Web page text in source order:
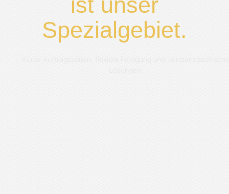
Spezialgebiet.